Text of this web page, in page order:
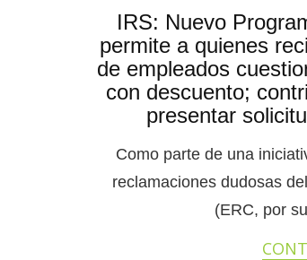
IRS: Nuevo
permite a quienes
de empleados
con descuento;
presentar
Como parte de una
reclamaciones dudosas
(ERC, por